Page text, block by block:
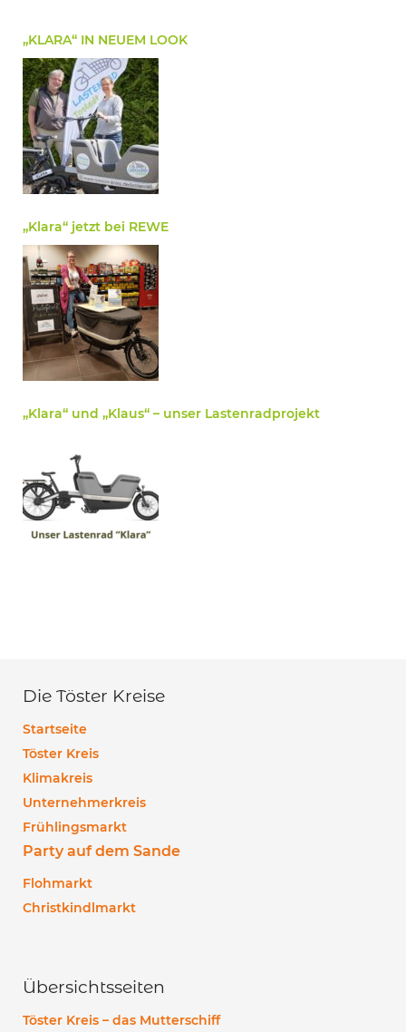
„KLARA“ IN NEUEM LOOK
„Klara“ jetzt bei REWE
„Klara“ und „Klaus“ – unser Lastenradprojekt
Die Töster Kreise
Startseite
Töster Kreis
Klimakreis
Unternehmerkreis
Frühlingsmarkt
Party auf dem Sande
Flohmarkt
Christkindlmarkt
Übersichtsseiten
Töster Kreis – das Mutterschiff